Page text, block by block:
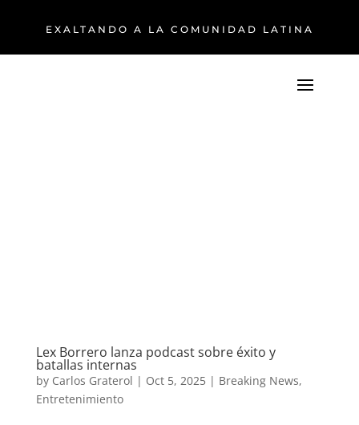
EXALTANDO A LA COMUNIDAD LATINA
Lex Borrero lanza podcast sobre éxito y
batallas internas
by Carlos Graterol | Oct 5, 2025| Breaking News,
Entretenimiento